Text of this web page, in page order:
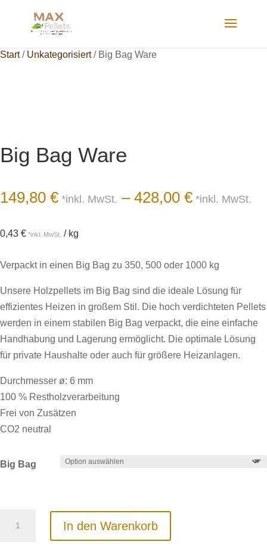
Start/ Unkategorisiert/ Big Bag Ware
Big Bag Ware
149,80 € – 428,00 €
0,43 € / kg
Verpackt in einen Big Bag zu 350, 500 oder 1000 kg
Unsere Holzpellets im Big Bag sind die ideale Lösung für
effizientes Heizen in großem Stil. Die hoch verdichteten Pellets
werden in einem stabilen Big Bag verpackt, die eine einfache
Handhabung und Lagerung ermöglicht. Die optimale Lösung
für private Haushalte oder auch für größere Heizanlagen.
Durchmesser ø: 6 mm
100 % Restholzverarbeitung
Frei von Zusätzen
CO2 neutral
Big Bag
In den Warenkorb